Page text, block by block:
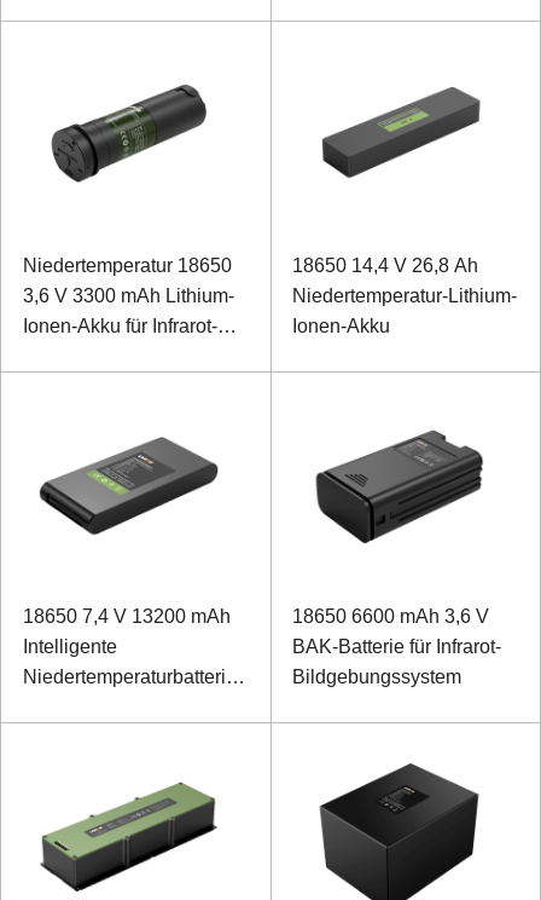
Niedertemperatur 18650
3,6 V 3300 mAh Lithium-
Ionen-Akku für Infrarot-
18650 14,4 V 26,8 Ah
Niedertemperatur-Lithium-
Ionen-Akku
18650 7,4 V 13200 mAh
Intelligente
Niedertemperaturbatterie
18650 6600 mAh 3,6 V
BAK-Batterie für Infrarot-
Bildgebungssystem